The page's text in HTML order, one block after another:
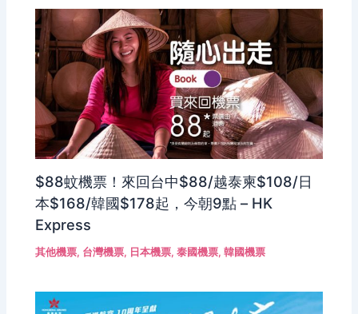
$88蚊機票！來回台中$88/越泰柬$108/日
本$168/韓國$178起，今朝9點 – HK
Express
其他機票, 台灣機票, 日本機票,泰國機票,韓國機票